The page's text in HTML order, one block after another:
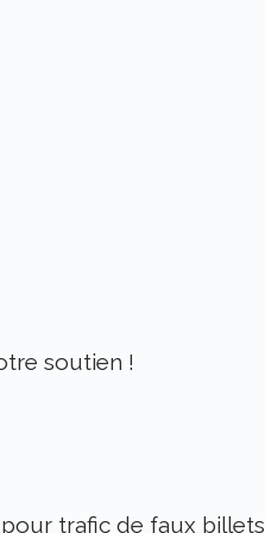
soutien !
trafic de faux billets